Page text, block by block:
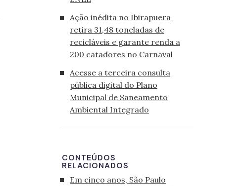
Ação inédita no Ibirapuera
retira 31,48 toneladas de
recicláveis e garante renda a
200 catadores no Carnaval
Acesse a terceira consulta
pública digital do Plano
Municipal de Saneamento
Ambiental Integrado
CONTEÚDOS
RELACIONADOS
Em cinco anos, São Paulo